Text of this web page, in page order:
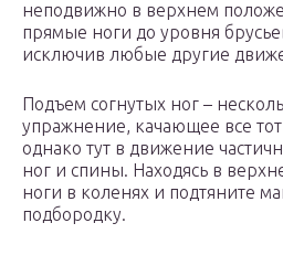
неподвижно в верхнем
прямые ноги до уровня
исключив любые другие
Подъем согнутых ног –
упражнение, качающее все
однако тут в движение
ног и спины. Находясь в
ноги в коленях и подтяните
подбородку.